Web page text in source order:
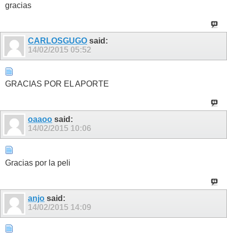
gracias
CARLOSGUGO said:
14/02/2015 05:52
GRACIAS POR EL APORTE
oaaoo said:
14/02/2015 10:06
Gracias por la peli
anjo said:
14/02/2015 14:09